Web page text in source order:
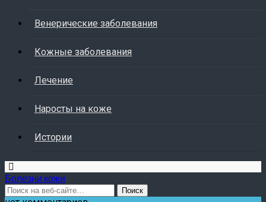
Венерические заболевания
Кожные заболевания
Лечение
Наросты на коже
Истории
Болезни кожи